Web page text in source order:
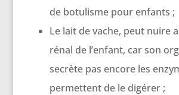
de botulisme pour enfants ;
Le lait de vache, peut nuire
rénal de l’enfant, car son
secrète pas encore les
permettent de le digérer ;